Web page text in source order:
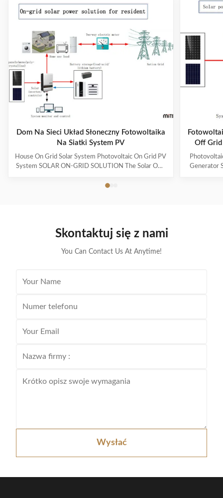
Dom Na Sieci Układ Słoneczny Fotowoltaika
Na Siatki System PV
House On Grid Solar System Photovoltaic On Grid PV
System SOLAR ON-GRID SOLUTION The Solar ON-
modules to collect and process electric energy and
back; and at night time all the home energy usage
Off Grid
Generator
Skontaktuj się z nami
You Can Contact Us At Anytime!
Wysłać